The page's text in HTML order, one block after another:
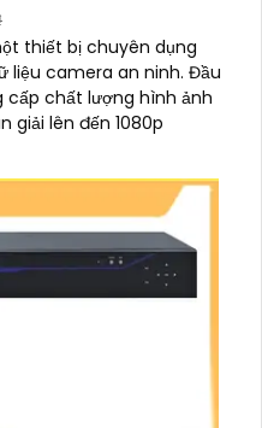
thiết bị chuyên dụng
camera an ninh. Đầu
chất lượng hình ảnh
giải lên đến 1080p